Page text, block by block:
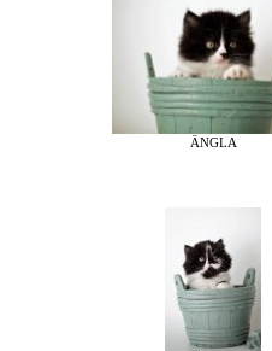
ÄNGLA